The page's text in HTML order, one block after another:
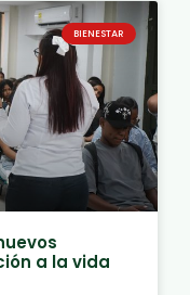
BIENESTAR
a la vida